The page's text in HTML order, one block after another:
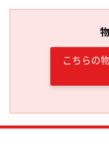
こちらの